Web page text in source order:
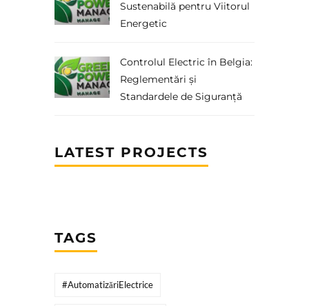
Sustenabilă pentru Viitorul
Energetic
Controlul Electric în Belgia:
Reglementări și
Standardele de Siguranță
LATEST PROJECTS
TAGS
#AutomatizăriElectrice